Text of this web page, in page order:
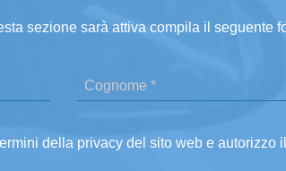
sezione sarà attiva compila il seguente
della privacy del sito web e autorizzo